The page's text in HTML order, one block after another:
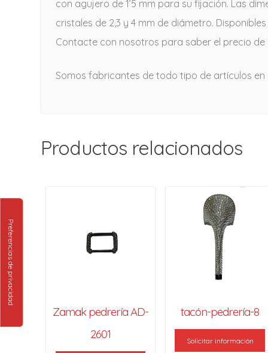
con agujero de 1’5 mm para su fijación. Las
cristales de 2,3 y 4 mm de diámetro.
Contacte con nosotros para saber el precio de
Somos fabricantes de todo tipo de artículos en
Productos relacionados
Zamak pedrería AD-
2601
tacón-pedrería-8
Solicitar información